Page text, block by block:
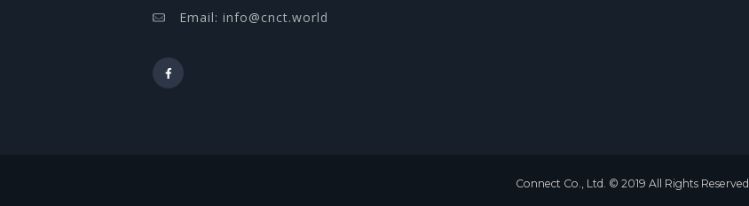
Email: info@cnct.world
Connect Co., Ltd. © 2019 All Rights Reserved